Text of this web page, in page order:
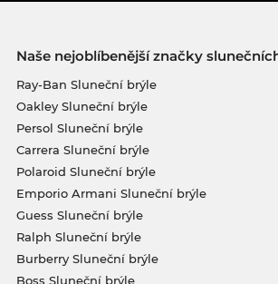
Naše nejoblíbenější značky
Ray-Ban Sluneční brýle
Oakley Sluneční brýle
Persol Sluneční brýle
Carrera Sluneční brýle
Polaroid Sluneční brýle
Emporio Armani Sluneční brýle
Guess Sluneční brýle
Ralph Sluneční brýle
Burberry Sluneční brýle
Boss Sluneční brýle